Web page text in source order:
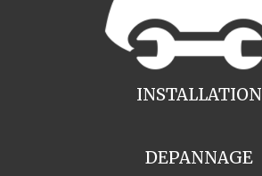
INSTALLATION
DEPANNAGE